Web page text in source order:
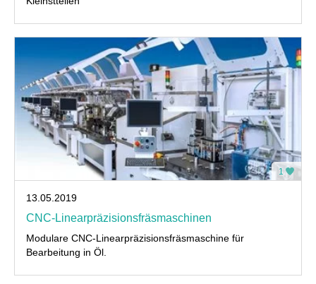
1
13.05.2019
CNC-Linearpräzisionsfräsmaschinen
Modulare CNC-Linearpräzisionsfräsmaschine für
Bearbeitung in Öl.